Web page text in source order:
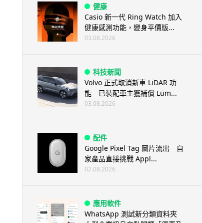
健康
Casio 新一代 Ring Watch 加入
健康感測功能，變身平價版...
03.08.2026
科技新聞
Volvo 正式取消新車 LiDAR 功
能 已裝配車主獲補償 Lum...
03.08.2026
配件
Google Pixel Tag 圖片流出 自
家產品直接挑戰 Appl...
02.08.2026
應用軟件
WhatsApp 測試新分類資料夾